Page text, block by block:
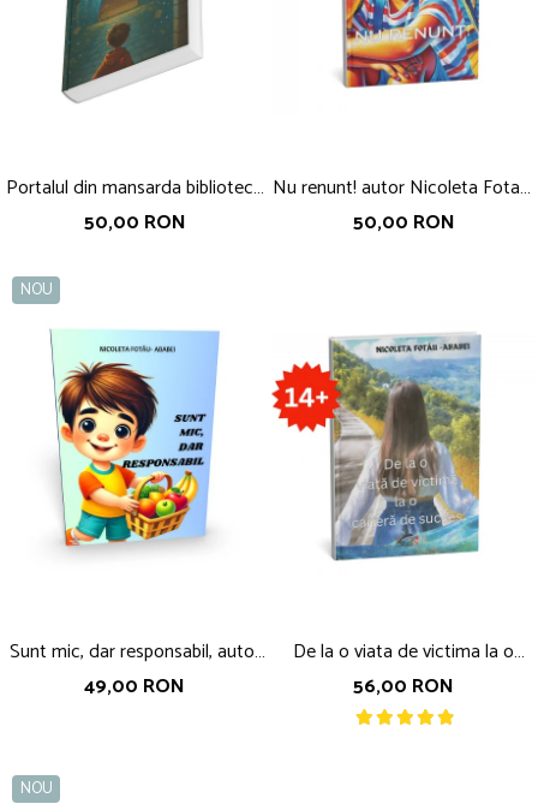
Portalul din mansarda bibliotecii,
Nicoleta Fotau-Ababei
50,00 RON
Nu renunt! autor Nicoleta Fotau-
Ababei
50,00 RON
NOU
Sunt mic, dar responsabil, autor
Nicoleta Fotau-Ababei
49,00 RON
De la o viata de victima la o
cariera de succes, autor Nicoleta
Fotau-Ababei
56,00 RON
NOU